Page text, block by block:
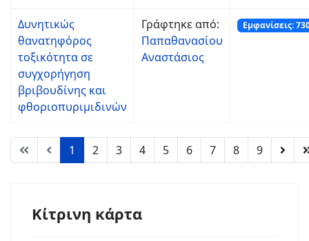
Δυνητικώς
θανατηφόρος
τοξικότητα σε
συγχορήγηση
βριβουδίνης και
φθοριοπυριμιδινών
Γράφτηκε από:
Παπαθανασίου
Αναστάσιος
Εμφανίσεις:
1 2 3 4 5 6 7 8 9
Κίτρινη κάρτα